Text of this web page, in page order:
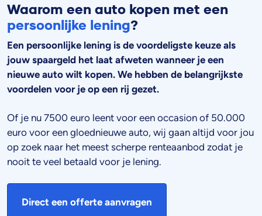
Waarom een auto kopen met een
persoonlijke lening?
Een persoonlijke lening is de voordeligste keuze als
jouw spaargeld het laat afweten wanneer je een
nieuwe auto wilt kopen. We hebben de belangrijkste
voordelen voor je op een rij gezet.
Of je nu 7500 euro leent voor een occasion of 50.000
euro voor een gloednieuwe auto, wij gaan altijd voor jou
op zoek naar het meest scherpe renteaanbod zodat je
nooit te veel betaald voor je lening.
Direct een offerte aanvragen